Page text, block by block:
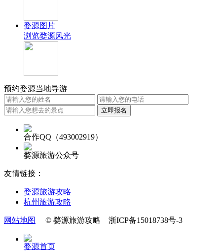
婺源图片
浏览婺源风光
预约婺源当地导游
合作QQ（493002919）
婺源旅游公众号
友情链接：
婺源旅游攻略
杭州旅游攻略
网站地图 © 婺源旅游攻略 浙ICP备15018738号-3
婺源首页